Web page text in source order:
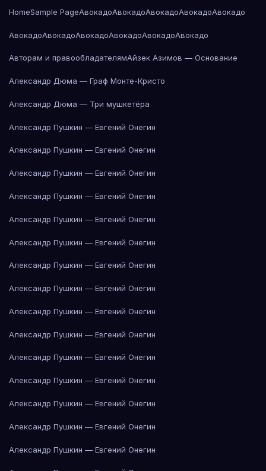
HomeSample PageАвокадоАвокадоАвокадоАвокадоАвокадо
АвокадоАвокадоАвокадоАвокадоАвокадоАвокадо
Авторам и правообладателямАйзек Азимов — Основание
Александр Дюма — Граф Монте-Кристо
Александр Дюма — Три мушкетёра
Александр Пушкин — Евгений Онегин
Александр Пушкин — Евгений Онегин
Александр Пушкин — Евгений Онегин
Александр Пушкин — Евгений Онегин
Александр Пушкин — Евгений Онегин
Александр Пушкин — Евгений Онегин
Александр Пушкин — Евгений Онегин
Александр Пушкин — Евгений Онегин
Александр Пушкин — Евгений Онегин
Александр Пушкин — Евгений Онегин
Александр Пушкин — Евгений Онегин
Александр Пушкин — Евгений Онегин
Александр Пушкин — Евгений Онегин
Александр Пушкин — Евгений Онегин
Александр Пушкин — Евгений Онегин